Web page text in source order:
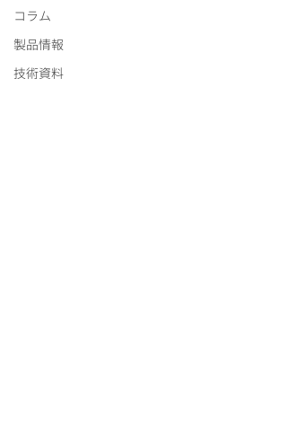
コラム
製品情報
技術資料